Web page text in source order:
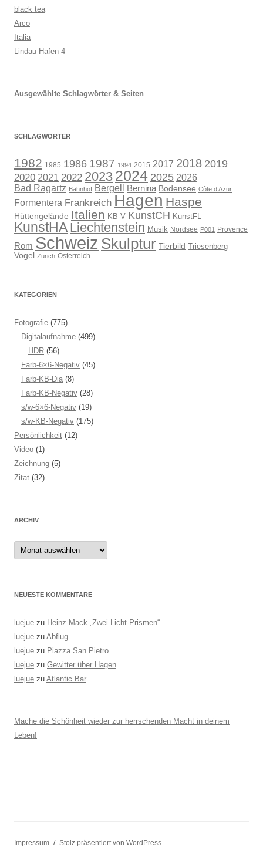
black tea
Arco
Italia
Lindau Hafen 4
Ausgewählte Schlagwörter & Seiten
SCHLAGWÖRTER
1982 1985 1986 1987 1994 2015 2017 2018 2019
2020 2021 2022 2023 2024 2025 2026
Bad Ragartz Bahnhof Bergell Bernina Bodensee Côte d’Azur
Formentera Frankreich Hagen Haspe
Hüttengelände Italien KB-V KunstCH KunstFL
KunstHA Liechtenstein Musik Nordsee P001 Provence
Rom Schweiz Skulptur Tierbild Triesenberg
Vogel
Zürich Österreich
KATEGORIEN
Fotografie (775)
Digitalaufnahme (499)
HDR (56)
Farb-6×6-Negativ (45)
Farb-KB-Dia (8)
Farb-KB-Negativ (28)
s/w-6×6-Negativ (19)
s/w-KB-Negativ (175)
Persönlichkeit (12)
Video (1)
Zeichnung (5)
Zitat (32)
ARCHIV
Archiv
NEUESTE KOMMENTARE
luejue zu Heinz Mack „Zwei Licht-Prismen“
luejue zu Abflug
luejue zu Piazza San Pietro
luejue zu Gewitter über Hagen
luejue zu Atlantic Bar
Mache die Schönheit wieder zur herrschenden Macht in deinem
Leben!
Impressum Stolz präsentiert von WordPress